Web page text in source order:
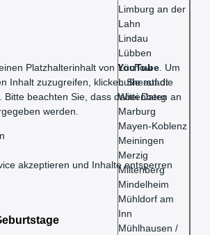
Limburg an der
Lahn
Lindau
Lübben
Lüchow
Lutherstadt
Wittenberg
Marburg
Mayen-Koblenz
Meiningen
Merzig
Miltenberg
Mindelheim
Mühldorf am
Inn
Mühlhausen /
Platzhalterinhalt von YouTube . Um
Inhalt zuzugreifen, klicken Sie auf die
Bitte beachten Sie, dass dabei Daten an
werden.
akzeptieren und Inhalte entsperren